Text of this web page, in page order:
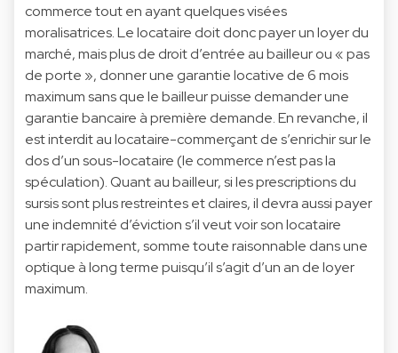
commerce tout en ayant quelques visées
moralisatrices. Le locataire doit donc payer un loyer du
marché, mais plus de droit d’entrée au bailleur ou « pas
de porte », donner une garantie locative de 6 mois
maximum sans que le bailleur puisse demander une
garantie bancaire à première demande. En revanche, il
est interdit au locataire-commerçant de s’enrichir sur le
dos d’un sous-locataire (le commerce n’est pas la
spéculation). Quant au bailleur, si les prescriptions du
sursis sont plus restreintes et claires, il devra aussi payer
une indemnité d’éviction s’il veut voir son locataire
partir rapidement, somme toute raisonnable dans une
optique à long terme puisqu’il s’agit d’un an de loyer
maximum.